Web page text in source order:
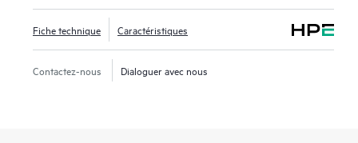
Fiche technique Caractéristiques
Contactez-nous Dialoguer avec nous